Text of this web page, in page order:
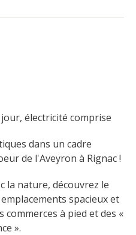
électricité comprise
dans un cadre
de l'Aveyron à Rignac !
la nature, découvrez le
spacieux et
à pied et des «
».